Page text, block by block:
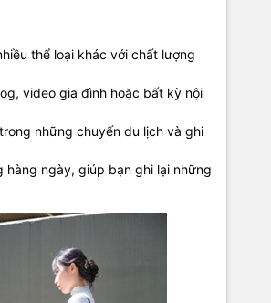
thể loại khác với chất lượng
video gia đình hoặc bất kỳ nội
những chuyến du lịch và ghi
hàng ngày, giúp bạn ghi lại những